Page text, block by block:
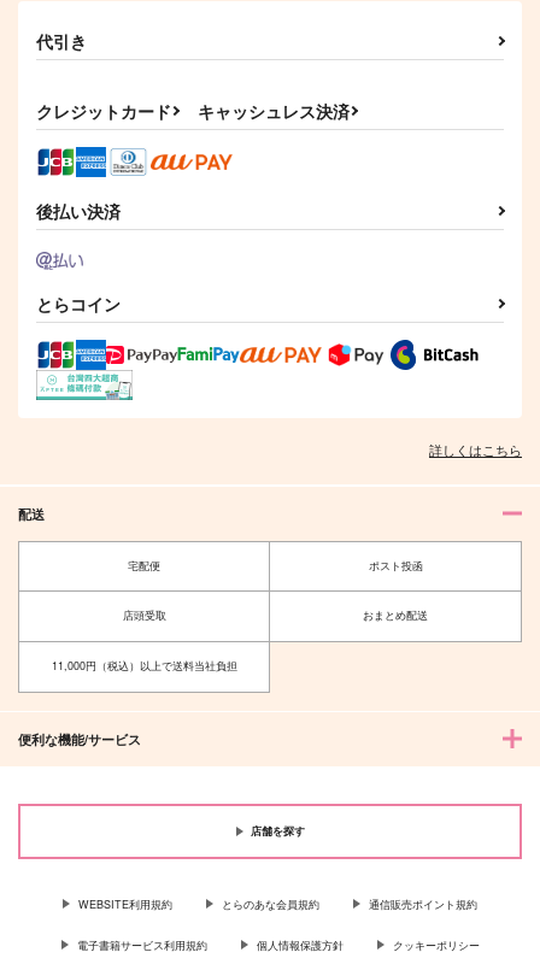
代引き
クレジットカード キャッシュレス決済
後払い決済
とらコイン
詳しくはこちら
配送
宅配便 ポスト投函
店頭受取 おまとめ配送
11,000円（税込）以上で送料当社負担
便利な機能/サービス
店舗を探す
WEBSITE利用規約 とらのあな会員規約 通信販売ポイント規約
電子書籍サービス利用規約 個人情報保護方針 クッキーポリシー